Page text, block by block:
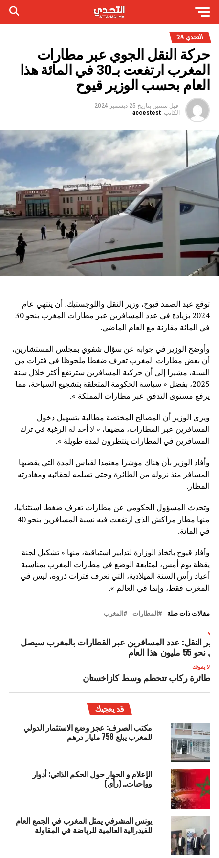
التحدي 24
حركة النقل الجوي عبر مطارات
المغرب ارتفعت بـ30 في المائة هذا
العام بحسب الوزير قيوح
قبل سنتين بتاريخ 25 ديسمبر 2024
الكاتب: accestest
توقع عبد الصمد قيوح، وزير النقل واللوجستيك، أن ينتهي عام
2024 بزيادة في عدد المسافرين عبر مطارات المغرب بنحو 30
في المائة مقارنة مع العام الماضي.
وأوضح الوزير في جوابه عن سؤال شفوي بمجلس المستشارين،
أن بعض مطارات المغرب تعرف ضغطا ملحوظا في فترات من
السنة، مشيرا إلى أن حركية المسافرين سترتفع أكثر خلال سنة
2025، بفضل « سياسة الحكومة المتعلقة بتشجيع السياحة، مما
يرفع مستوى التدفق عبر مطارات المملكة ».
ويرى الوزير أن المصالح المختصة مطالبة بتسهيل دخول
المسافرين عبر المطارات، مضيفا، « لا أحد له الرغبة في ترك
المسافرين في المطارات ينتظرون لمدة طويلة ».
وأفاد الوزير بأن هناك مؤشرا معتمدا لقياس المدة التي يقضيها
المسافر منذ نزوله من الطائرة وحتى تسلمه لحقائبه ومغادرته
المطار.
وتحدث المسؤول الحكومي عن مطارات تعرف ضغطا استثنائيا،
منها مطار مراكش الذي ارتفعت فيه نسبة المسافرين بنحو 40
في المائة.
وأفاد قيوح باتخاذ الوزارة لتدابير استباقية، منها « تشكيل لجنة
يقظة يوم أمس، لمتابعة الوضع في مطارات المغرب بمناسبة
أعياد رأس السنة الميلادية، التي تعرف فترات ذروة، ليس في
المغرب فقط، وإنما في العالم ».
مقالات ذات صلة المطارات المغرب
النقل: عدد المسافرين عبر القطارات بالمغرب سيصل
نحو 55 مليون هذا العام
لا يفوتك
طائرة ركاب تتحطم وسط كازاخستان
قد يعجبك
مكتب الصرف: عجز وضع الاستثمار الدولي
للمغرب يبلغ 758 مليار درهم
الإعلام و الحوار حول الحكم الذاتي: أدوار
وواجبات.. (رأي)
يونس المشرفي يمثل المغرب في الجمع العام
للفيدرالية العالمية للرياضة في المقاولة